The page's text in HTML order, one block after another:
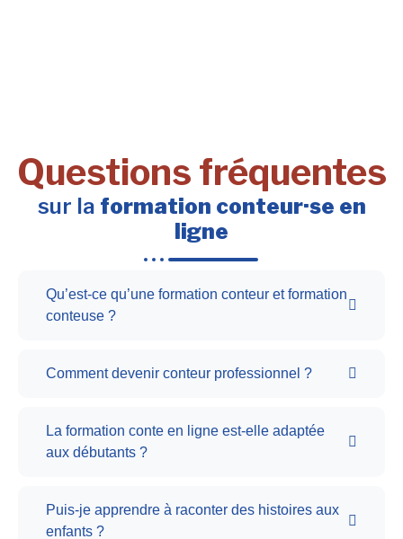
Questions fréquentes
sur la formation conteur·se en
ligne
Qu’est-ce qu’une formation conteur et formation
conteuse ?
Comment devenir conteur professionnel ?
La formation conte en ligne est-elle adaptée
aux débutants ?
Puis-je apprendre à raconter des histoires aux
enfants ?